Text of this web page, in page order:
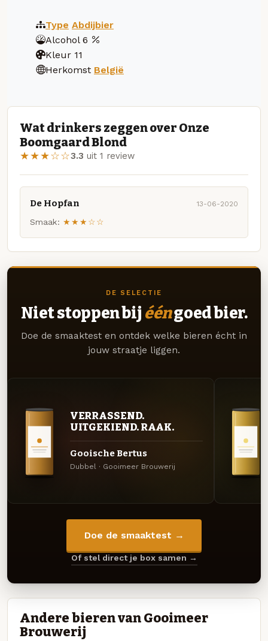
Type Abdijbier
Alcohol 6
Kleur 11
Herkomst België
Wat drinkers zeggen over Onze
Boomgaard Blond
★★★☆☆3.3 uit 1 review
De Hopfan 13-06-2020
Smaak: ★★★☆☆
DE SELECTIE
Niet stoppen bij ééngoed bier.
Doe de smaaktest en ontdek welke bieren écht in
jouw straatje liggen.
VERRASSEND.
UITGEKIEND. RAAK.
Gooische Bertus
Dubbel · Gooimeer Brouwerij
Doe de smaaktest →
Of stel direct je box samen →
Andere bieren van Gooimeer
Brouwerij